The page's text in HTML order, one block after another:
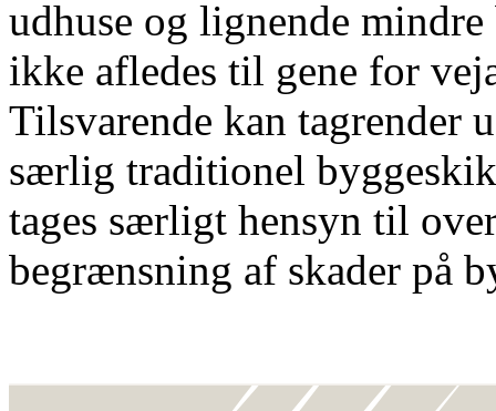
udhuse og lignende
ikke afledes til gene for
Tilsvarende kan tagrender
særlig traditionel
tages særligt hensyn til
begrænsning af skader på